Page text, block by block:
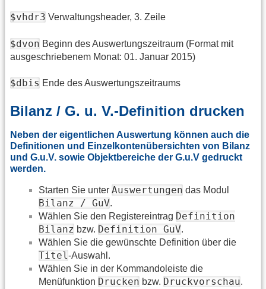
$vhdr3 Verwaltungsheader, 3. Zeile
$dvon Beginn des Auswertungszeitraum (Format mit
ausgeschriebenem Monat: 01. Januar 2015)
$dbis Ende des Auswertungszeitraums
Bilanz / G. u. V.-Definition drucken
Neben der eigentlichen Auswertung können auch die
Definitionen und Einzelkontenübersichten von Bilanz
und G.u.V. sowie Objektbereiche der G.u.V gedruckt
werden.
Starten Sie unter Auswertungen das Modul
Bilanz / GuV.
Wählen Sie den Registereintrag Definition
Bilanz bzw. Definition GuV.
Wählen Sie die gewünschte Definition über die
Titel-Auswahl.
Wählen Sie in der Kommandoleiste die
Menüfunktion Drucken bzw. Druckvorschau.